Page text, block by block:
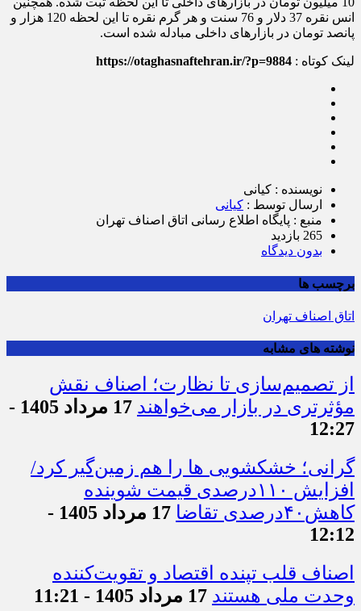
انس نقره 37 دلار و 76 سنت و هر گرم نقره تا این لحظه 120 هزار و
پانصد تومان در بازارهای داخلی مبادله شده است.
لینک کوتاه : https://otaghasnaftehran.ir/?p=9884
نویسنده : کیانی
ارسال توسط : کیانی
منبع : پایگاه اطلاع رسانی اتاق اصناف تهران
265 بازدید
بدون دیدگاه
برچسب ها
اتاق اصناف تهران
نوشته های مشابه
از تصمیم‌سازی تا نظارت؛ اصناف نقش
مؤثرتری در بازار می‌خواهند
17 مرداد 1405 -
12:27
گرانی؛ خشکشویی‌ ها را هم زمین‌گیر کرد/
افزایش ۱۱۰درصدی قیمت شوینده
کاهش۴۰درصدی تقاضا
17 مرداد 1405 -
12:12
اصناف قلب تپنده اقتصاد و تقویت‌کننده
وحدت ملی هستند 17 مرداد 1405 - 11:21